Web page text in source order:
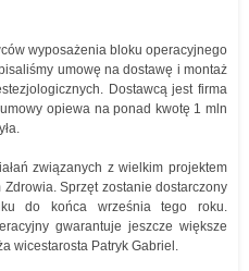
wyposażenia bloku operacyjnego
umowę na dostawę i montaż
Dostawcą jest firma
opiewa na ponad kwotę 1 mln
związanych z wielkim projektem
Sprzęt zostanie dostarczony
do końca września tego roku.
gwarantuje jeszcze większe
wicestarosta Patryk Gabriel.